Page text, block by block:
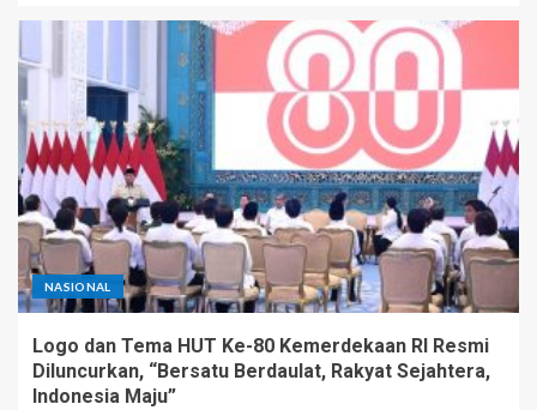
NASIONAL
Logo dan Tema HUT Ke-80 Kemerdekaan RI Resmi
Diluncurkan, “Bersatu Berdaulat, Rakyat Sejahtera,
Indonesia Maju”